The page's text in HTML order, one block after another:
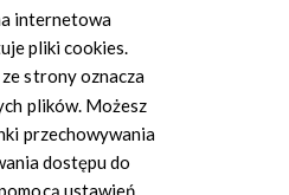
EUR
4,194500
GBP
4,906800
Kurs z dnia: 07-08-2026 06:46:42
internetowa
pliki cookies.
strony oznacza
plików. Możesz
przechowywania
dostępu do